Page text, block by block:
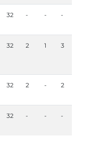
32 - - -
32 2 1 3
32 2 - 2
32 - - -